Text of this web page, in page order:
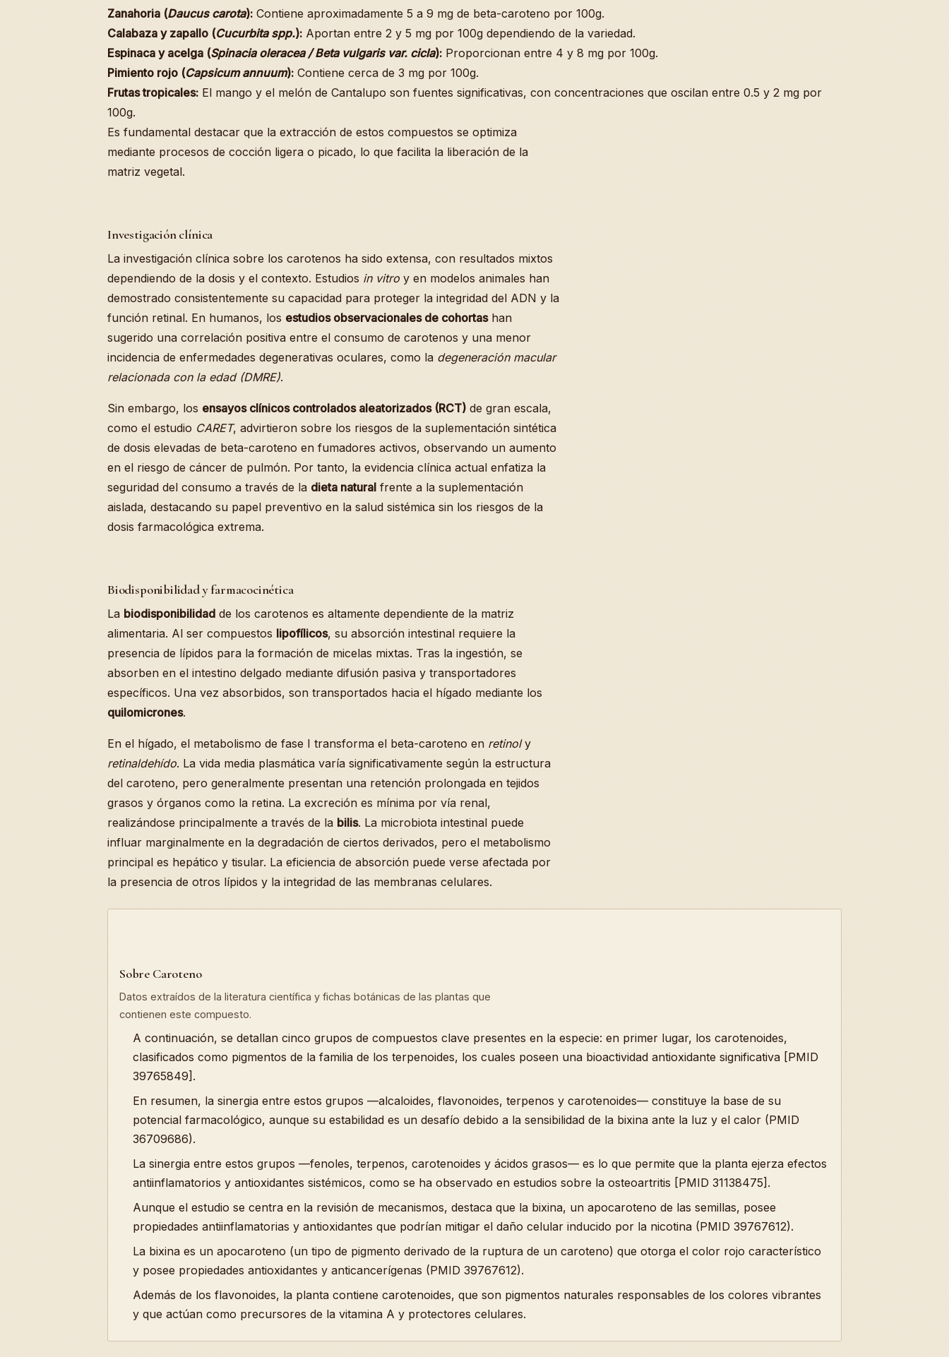
Zanahoria (Daucus carota): Contiene aproximadamente 5 a 9 mg de beta-caroteno por 100g.
Calabaza y zapallo (Cucurbita spp.): Aportan entre 2 y 5 mg por 100g dependiendo de la variedad.
Espinaca y acelga (Spinacia oleracea / Beta vulgaris var. cicla): Proporcionan entre 4 y 8 mg por 100g.
Pimiento rojo (Capsicum annuum): Contiene cerca de 3 mg por 100g.
Frutas tropicales: El mango y el melón de Cantalupo son fuentes significativas, con concentraciones que oscilan entre 0.5 y 2 mg por
100g.
Es fundamental destacar que la extracción de estos compuestos se optimiza
mediante procesos de cocción ligera o picado, lo que facilita la liberación de la
matriz vegetal.
Investigación clínica
La investigación clínica sobre los carotenos ha sido extensa, con resultados mixtos
dependiendo de la dosis y el contexto. Estudios in vitro y en modelos animales han
demostrado consistentemente su capacidad para proteger la integridad del ADN y la
función retinal. En humanos, los estudios observacionales de cohortashan
sugerido una correlación positiva entre el consumo de carotenos y una menor
incidencia de enfermedades degenerativas oculares, como la degeneración macular
relacionada con la edad (DMRE).
Sin embargo, los ensayos clínicos controlados aleatorizados (RCT) de gran escala,
como el estudio CARET, advirtieron sobre los riesgos de la suplementación sintética
de dosis elevadas de beta-caroteno en fumadores activos, observando un aumento
en el riesgo de cáncer de pulmón. Por tanto, la evidencia clínica actual enfatiza la
seguridad del consumo a través de la dieta natural frente a la suplementación
aislada, destacando su papel preventivo en la salud sistémica sin los riesgos de la
dosis farmacológica extrema.
Biodisponibilidad y farmacocinética
La biodisponibilidad de los carotenos es altamente dependiente de la matriz
alimentaria. Al ser compuestos lipofílicos, su absorción intestinal requiere la
presencia de lípidos para la formación de micelas mixtas. Tras la ingestión, se
absorben en el intestino delgado mediante difusión pasiva y transportadores
específicos. Una vez absorbidos, son transportados hacia el hígado mediante los
quilomicrones.
En el hígado, el metabolismo de fase I transforma el beta-caroteno en retinoly
retinaldehído. La vida media plasmática varía significativamente según la estructura
del caroteno, pero generalmente presentan una retención prolongada en tejidos
grasos y órganos como la retina. La excreción es mínima por vía renal,
realizándose principalmente a través de la bilis. La microbiota intestinal puede
influar marginalmente en la degradación de ciertos derivados, pero el metabolismo
principal es hepático y tisular. La eficiencia de absorción puede verse afectada por
la presencia de otros lípidos y la integridad de las membranas celulares.
Sobre Caroteno
Datos extraídos de la literatura científica y fichas botánicas de las plantas que
contienen este compuesto.
A continuación, se detallan cinco grupos de compuestos clave presentes en la especie: en primer lugar, los carotenoides,
clasificados como pigmentos de la familia de los terpenoides, los cuales poseen una bioactividad antioxidante significativa [PMID
39765849].
En resumen, la sinergia entre estos grupos —alcaloides, flavonoides, terpenos y carotenoides— constituye la base de su
potencial farmacológico, aunque su estabilidad es un desafío debido a la sensibilidad de la bixina ante la luz y el calor (PMID
36709686).
La sinergia entre estos grupos —fenoles, terpenos, carotenoides y ácidos grasos— es lo que permite que la planta ejerza efectos
antiinflamatorios y antioxidantes sistémicos, como se ha observado en estudios sobre la osteoartritis [PMID 31138475].
Aunque el estudio se centra en la revisión de mecanismos, destaca que la bixina, un apocaroteno de las semillas, posee
propiedades antiinflamatorias y antioxidantes que podrían mitigar el daño celular inducido por la nicotina (PMID 39767612).
La bixina es un apocaroteno (un tipo de pigmento derivado de la ruptura de un caroteno) que otorga el color rojo característico
y posee propiedades antioxidantes y anticancerígenas (PMID 39767612).
Además de los flavonoides, la planta contiene carotenoides, que son pigmentos naturales responsables de los colores vibrantes
y que actúan como precursores de la vitamina A y protectores celulares.